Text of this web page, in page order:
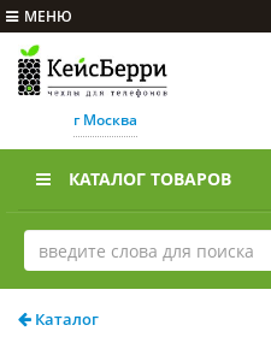
МЕНЮ
г Москва
КАТАЛОГ ТОВАРОВ
Каталог